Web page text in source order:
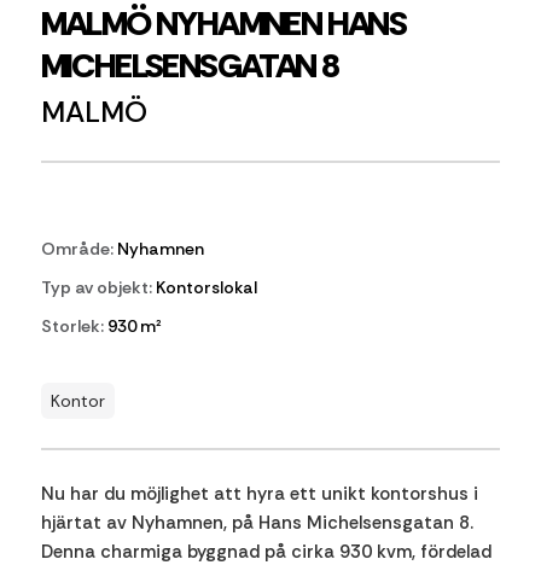
MALMÖ NYHAMNEN HANS
MICHELSENSGATAN 8
MALMÖ
Område:Nyhamnen
Typ av objekt:Kontorslokal
Storlek:930 m²
Kontor
Nu har du möjlighet att hyra ett unikt kontorshus i
hjärtat av Nyhamnen, på Hans Michelsensgatan 8.
Denna charmiga byggnad på cirka 930 kvm, fördelad